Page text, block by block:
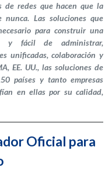
de redes que hacen que la
nunca. Las soluciones que
para construir una
y fácil de administrar,
unificadas, colaboración y
EE. UU., las soluciones de
países y tanto empresas
en ellas por su calidad,
Oficial para